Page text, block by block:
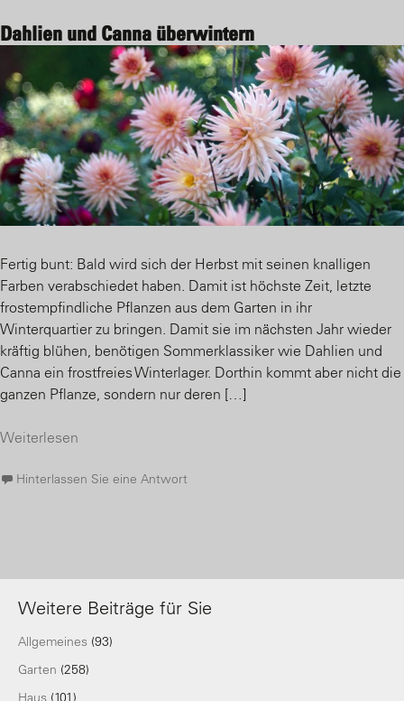
Dahlien und Canna überwintern
Fertig bunt: Bald wird sich der Herbst mit seinen knalligen
Farben verabschiedet haben. Damit ist höchste Zeit, letzte
frostempfindliche Pflanzen aus dem Garten in ihr
Winterquartier zu bringen. Damit sie im nächsten Jahr wieder
kräftig blühen, benötigen Sommerklassiker wie Dahlien und
Canna ein frostfreies Winterlager. Dorthin kommt aber nicht die
ganzen Pflanze, sondern nur deren […]
Weiterlesen
Hinterlassen Sie eine Antwort
Weitere Beiträge für Sie
Allgemeines (93)
Garten (258)
Haus (101)